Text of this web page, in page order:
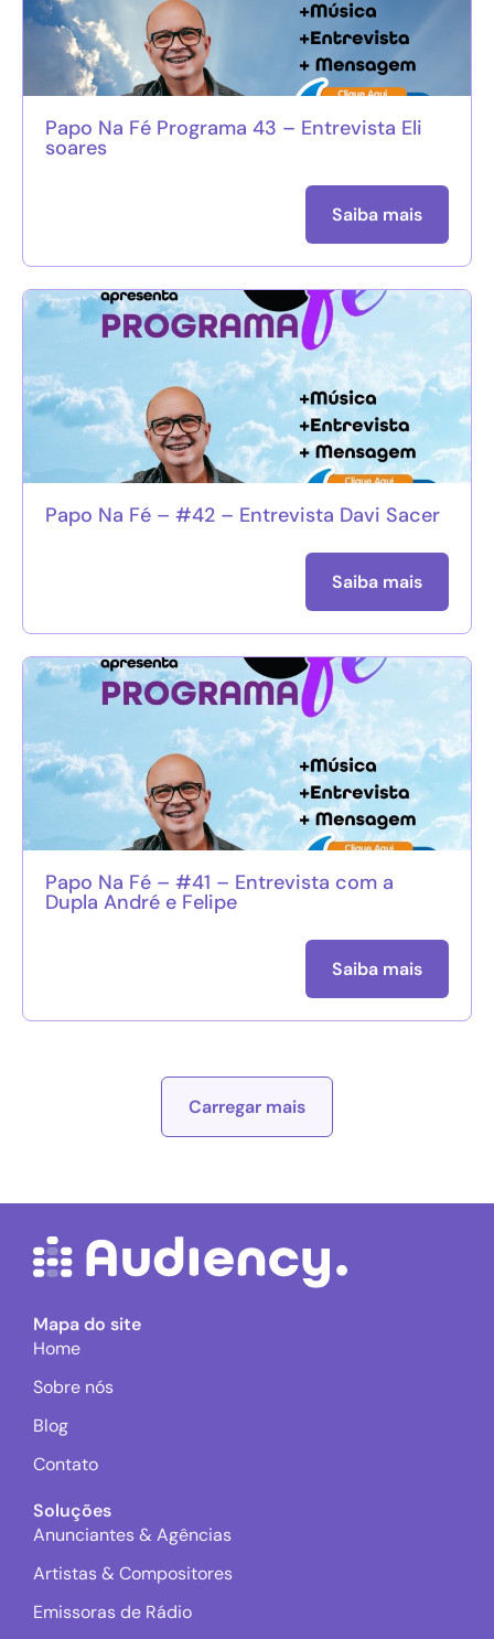
Papo Na Fé Programa 43 – Entrevista Eli
soares
Saiba mais
Papo Na Fé – #42 – Entrevista Davi Sacer
Saiba mais
Papo Na Fé – #41 – Entrevista com a
Dupla André e Felipe
Saiba mais
Carregar mais
Mapa do site
Home
Sobre nós
Blog
Contato
Soluções
Anunciantes & Agências
Artistas & Compositores
Emissoras de Rádio